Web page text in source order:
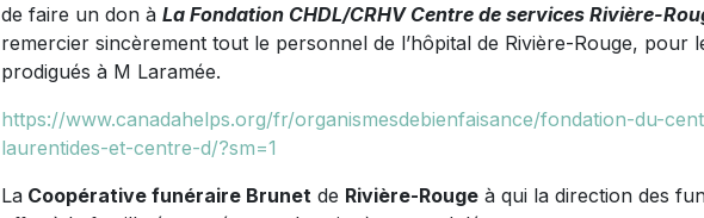
de faire un don à La Fondation CHDL/CRHV Centre de services Rivière-
remercier sincèrement tout le personnel de l’hôpital de Rivière-Rouge, pour
prodigués à M Laramée.
https://www.canadahelps.org/fr/organismesdebienfaisance/fondation-du-
laurentides-et-centre-d/?sm=1
La Coopérative funéraire Brunet de Rivière-Rouge à qui la direction des